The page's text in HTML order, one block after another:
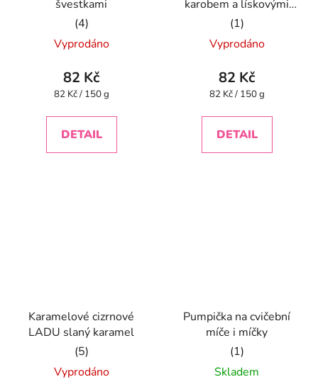
švestkami
Průměrné
hodnocení
produktu
je
z
Vyprodáno
82 Kč
Měrná
82 Kč / 150 g
DETAIL
karobem a lískovými
oříšky
Průměrné
hodnocení
produktu
je
z
Vyprodáno
82 Kč
Měrná
82 Kč / 150 g
DETAIL
Karamelové cizrnové
LADU slaný karamel
Průměrné
hodnocení
Vyprodáno
Pumpička na cvičební
míče i míčky
Průměrné
hodnocení
Skladem